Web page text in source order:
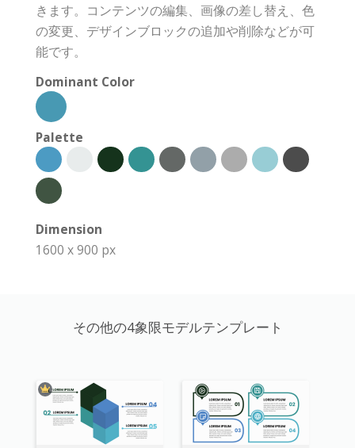
きます。コンテンツの編集、画像の差し替え、色
の変更、デザインブロックの追加や削除などが可
能です。
Dominant Color
Palette
Dimension
1600 x 900 px
その他の4象限モデルテンプレート